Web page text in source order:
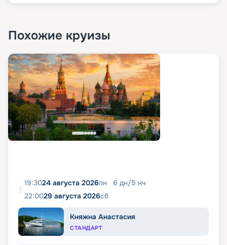
Похожие круизы
19:3024 августа 2026пн 6 дн/5 нч
22:0029 августа 2026сб
Княжна Анастасия
СТАНДАРТ